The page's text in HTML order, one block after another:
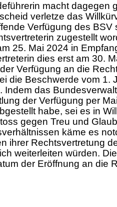
macht dagegen
verletze das
Verfügung des BSV
zugestellt
25. Mai 2024 in
dies erst am 30.
Verfügung an die
die Beschwerde vom 1.
Indem das
der Verfügung per
habe, sei es in
gegen Treu und
käme es
ihrer Rechtsvertretung
weiterleiten würden.
der Eröffnung an die